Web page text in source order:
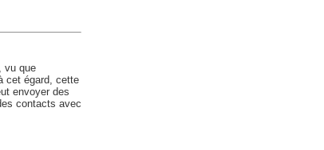
vu que
cet égard, cette
envoyer des
contacts avec